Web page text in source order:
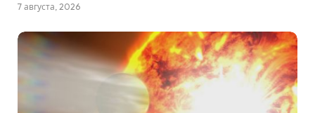
7 августа, 2026